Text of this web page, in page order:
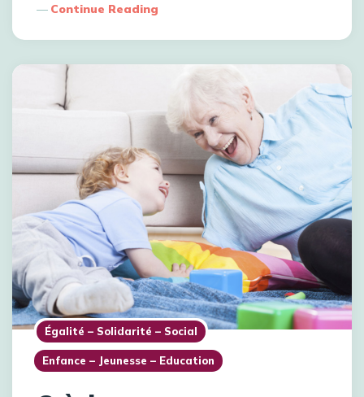
Continue Reading
Égalité – Solidarité – Social
Enfance – Jeunesse – Education